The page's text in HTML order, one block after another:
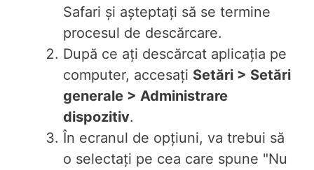
Safari și așteptați să se termine
procesul de descărcare.
După ce ați descărcat aplicația pe
computer, accesați Setări > Setări
generale > Administrare
dispozitiv.
În ecranul de opțiuni, va trebui să
o selectați pe cea care spune "Nu